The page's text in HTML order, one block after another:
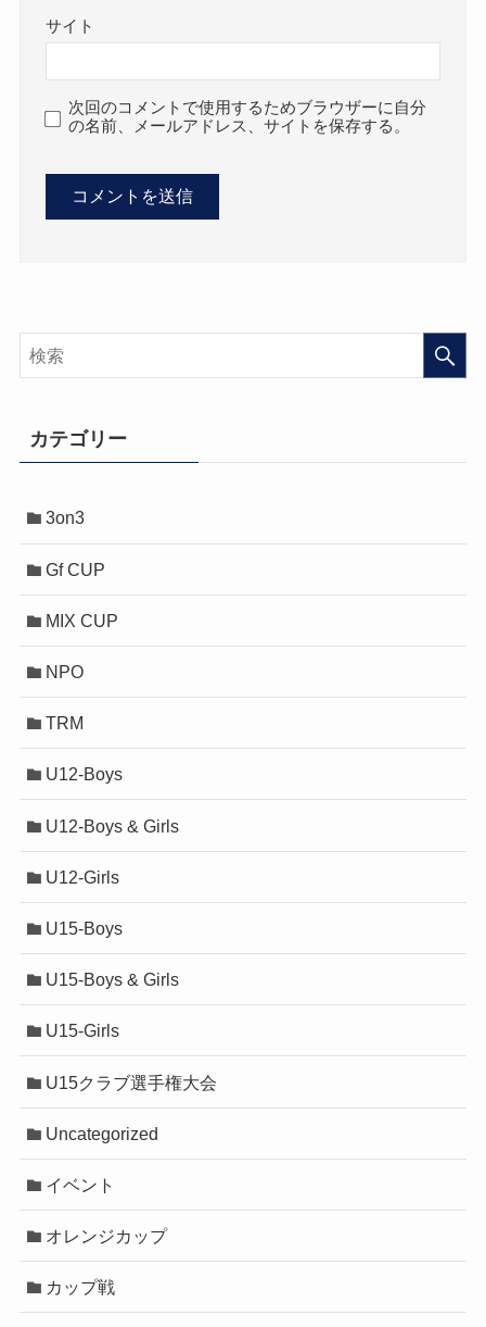
サイト
次回のコメントで使用するためブラウザーに自分
の名前、メールアドレス、サイトを保存する。
カテゴリー
3on3
Gf CUP
MIX CUP
NPO
TRM
U12-Boys
U12-Boys & Girls
U12-Girls
U15-Boys
U15-Boys & Girls
U15-Girls
U15クラブ選手権大会
Uncategorized
イベント
オレンジカップ
カップ戦